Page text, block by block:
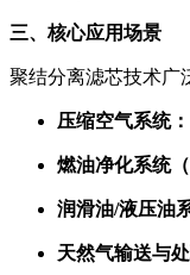
三、核心应用场景
聚结分离滤芯技术广
压缩空气系统：
燃油净化系统
润滑油/液压油
天然气输送与处